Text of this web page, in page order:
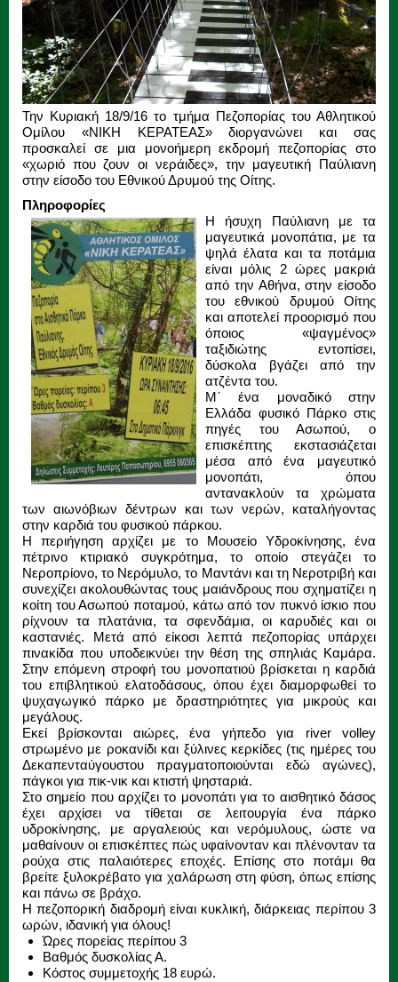
Την Κυριακή 18/9/16 το τμήμα Πεζοπορίας του Αθλητικού
Ομίλου «ΝΙΚΗ ΚΕΡΑΤΕΑΣ» διοργανώνει και σας
προσκαλεί σε μια μονοήμερη εκδρομή πεζοπορίας στο
«χωριό που ζουν οι νεράιδες», την μαγευτική Παύλιανη
στην είσοδο του Εθνικού Δρυμού της Oίτης.
Πληροφορίες
Η ήσυχη Παύλιανη με τα
μαγευτικά μονοπάτια, με τα
ψηλά έλατα και τα ποτάμια
είναι μόλις 2 ώρες μακριά
από την Αθήνα, στην είσοδο
του εθνικού δρυμού Οίτης
και αποτελεί προορισμό που
όποιος «ψαγμένος»
ταξιδιώτης εντοπίσει,
δύσκολα βγάζει από την
ατζέντα του.
M΄ ένα μοναδικό στην
Ελλάδα φυσικό Πάρκο στις
πηγές του Ασωπού, ο
επισκέπτης εκστασιάζεται
μέσα από ένα μαγευτικό
μονοπάτι, όπου
αντανακλούν τα χρώματα
των αιωνόβιων δέντρων και των νερών, καταλήγοντας
στην καρδιά του φυσικού πάρκου.
Η περιήγηση αρχίζει με το Μουσείο Υδροκίνησης, ένα
πέτρινο κτιριακό συγκρότημα, το οποίο στεγάζει το
Νεροπρίονο, το Νερόμυλο, το Μαντάνι και τη Νεροτριβή και
συνεχίζει ακολουθώντας τους μαιάνδρους που σχηματίζει η
κοίτη του Ασωπού ποταμού, κάτω από τον πυκνό ίσκιο που
ρίχνουν τα πλατάνια, τα σφενδάμια, οι καρυδιές και οι
καστανιές. Μετά από είκοσι λεπτά πεζοπορίας υπάρχει
πινακίδα που υποδεικνύει την θέση της σπηλιάς Καμάρα.
Στην επόμενη στροφή του μονοπατιού βρίσκεται η καρδιά
του επιβλητικού ελατοδάσους, όπου έχει διαμορφωθεί το
ψυχαγωγικό πάρκο με δραστηριότητες για μικρούς και
μεγάλους.
Εκεί βρίσκονται αιώρες, ένα γήπεδο για river volley
στρωμένο με ροκανίδι και ξύλινες κερκίδες (τις ημέρες του
Δεκαπενταύγουστου πραγματοποιούνται εδώ αγώνες),
πάγκοι για πικ-νικ και κτιστή ψησταριά.
Στο σημείο που αρχίζει το μονοπάτι για το αισθητικό δάσος
έχει αρχίσει να τίθεται σε λειτουργία ένα πάρκο
υδροκίνησης, με αργαλειούς και νερόμυλους, ώστε να
μαθαίνουν οι επισκέπτες πώς υφαίνονταν και πλένονταν τα
ρούχα στις παλαιότερες εποχές. Επίσης στο ποτάμι θα
βρείτε ξυλοκρέβατο για χαλάρωση στη φύση, όπως επίσης
και πάνω σε βράχο.
Η πεζοπορική διαδρομή είναι κυκλική, διάρκειας περίπου 3
ωρών, ιδανική για όλους!
Ώρες πορείας περίπου 3
Βαθμός δυσκολίας Α.
Κόστος συμμετοχής 18 ευρώ.